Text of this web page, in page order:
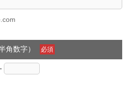
角数字） 必須
-